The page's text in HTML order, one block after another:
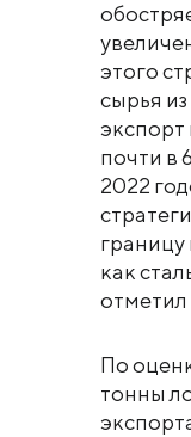
этого
сырья
почти в
2022
границу
как
По
тонны